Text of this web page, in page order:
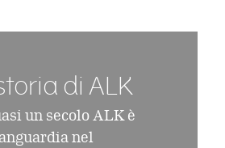
di ALK
un secolo ALK è
nel